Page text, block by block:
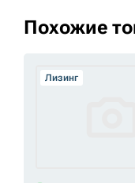
Похожие
Лизинг